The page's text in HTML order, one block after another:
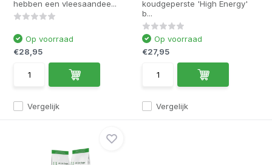
hebben een vleesaandee...
Vergelijk
Op voorraad
€28,95
koudgeperste 'High Energy'
b...
Vergelijk
Op voorraad
€27,95